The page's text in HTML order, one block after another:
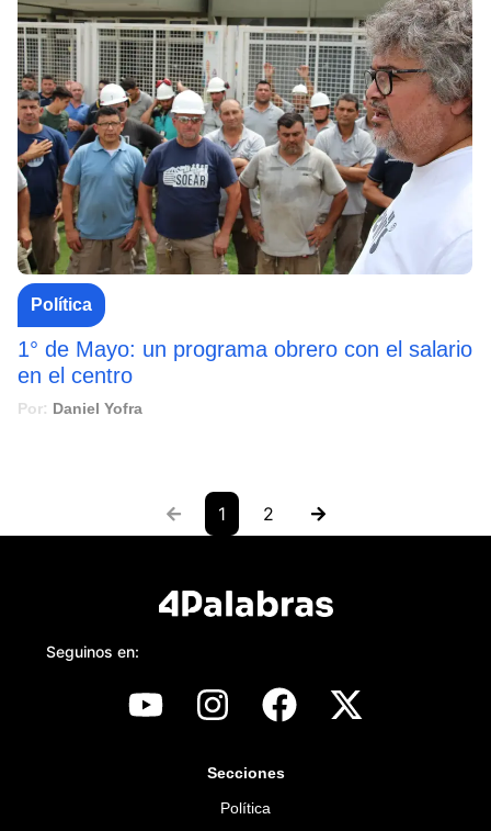
Política
1° de Mayo: un programa obrero con el salario
en el centro
Por: Daniel Yofra
1 2
Seguinos en:
Secciones
Política